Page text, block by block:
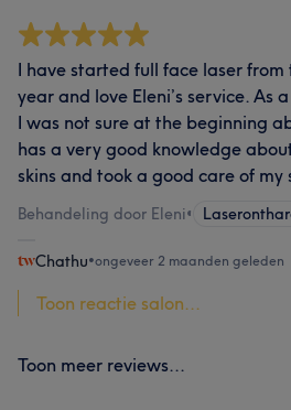
I have started full face laser
year and love Eleni’s service. As
I was not sure at the beginning
has a very good knowledge
skins and took a good care of my
Behandeling door Eleni•
Chathu•ongeveer 2 maanden geleden
Toon reactie salon...
Toon meer reviews...